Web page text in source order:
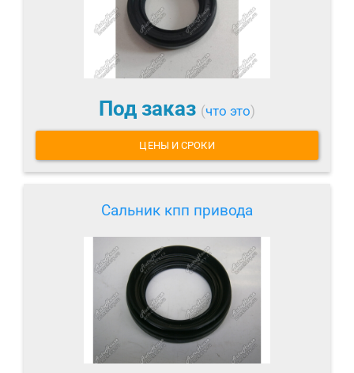
Под заказ (что это)
ЦЕНЫ И СРОКИ
Сальник кпп привода